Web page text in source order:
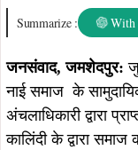
Summarize : With
जनसंवाद, जमशेदपुर:
नाई समाज के
अंचलाधिकारी द्वारा
कालिंदी के द्वारा